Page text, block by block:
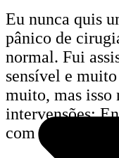
Eu nunca quis
pânico de
normal. Fui
sensível e
muito, mas isso
intervensões:
com soro de